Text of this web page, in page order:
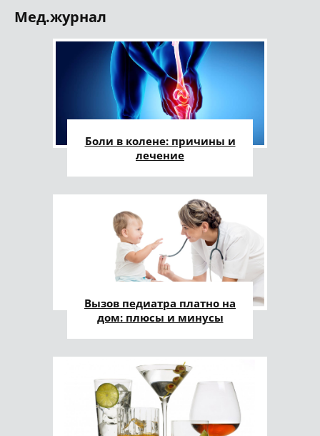
Мед.журнал
Боли в колене: причины и
лечение
Вызов педиатра платно на
дом: плюсы и минусы